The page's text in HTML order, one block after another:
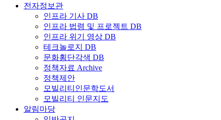
전자정보관
인프라 기사 DB
인프라 법령 및 프로젝트 DB
인프라 위기 영상 DB
테크놀로지 DB
문화횡단각색 DB
정책자료 Archive
정책제안
모빌리티인문학도서
모빌리티 인문지도
알림마당